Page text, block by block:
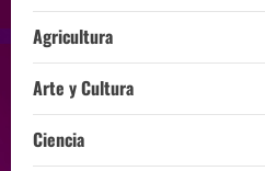
Agricultura
Arte y Cultura
Ciencia